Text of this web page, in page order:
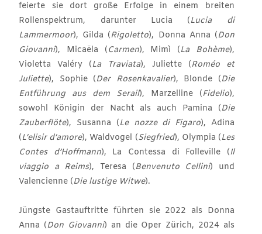
feierte sie dort große Erfolge in einem breiten
Rollenspektrum, darunter Lucia (Lucia di
Lammermoor), Gilda (Rigoletto), Donna Anna (Don
Giovanni), Micaëla (Carmen), Mimì (La Bohème),
Violetta Valéry (La Traviata), Juliette (Roméo et
Juliette), Sophie (Der Rosenkavalier), Blonde (Die
Entführung aus dem Serail), Marzelline (Fidelio),
sowohl Königin der Nacht als auch Pamina (Die
Zauberflöte), Susanna (Le nozze di Figaro), Adina
(L’elisir d’amore), Waldvogel (Siegfried), Olympia (Les
Contes d’Hoffmann), La Contessa di Folleville (Il
viaggio a Reims), Teresa (Benvenuto Cellini) und
Valencienne (Die lustige Witwe).
Jüngste Gastauftritte führten sie 2022 als Donna
Anna (Don Giovanni) an die Oper Zürich, 2024 als